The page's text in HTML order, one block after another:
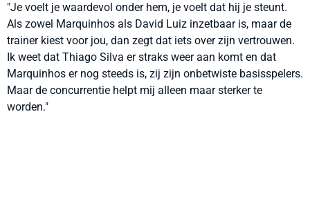
"Je voelt je waardevol onder hem, je voelt dat hij je steunt.
Als zowel Marquinhos als David Luiz inzetbaar is, maar de
trainer kiest voor jou, dan zegt dat iets over zijn vertrouwen.
Ik weet dat Thiago Silva er straks weer aan komt en dat
Marquinhos er nog steeds is, zij zijn onbetwiste basisspelers.
Maar de concurrentie helpt mij alleen maar sterker te
worden."